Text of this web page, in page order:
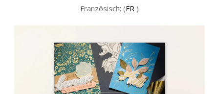
Französisch: (FR )